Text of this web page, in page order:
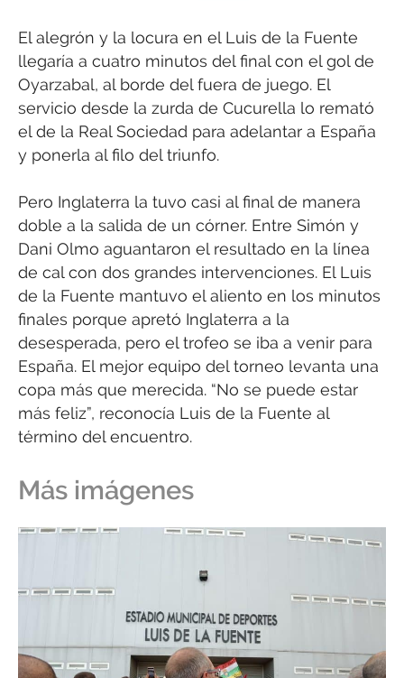
El alegrón y la locura en el Luis de la Fuente
llegaría a cuatro minutos del final con el gol de
Oyarzabal, al borde del fuera de juego. El
servicio desde la zurda de Cucurella lo remató
el de la Real Sociedad para adelantar a España
y ponerla al filo del triunfo.
Pero Inglaterra la tuvo casi al final de manera
doble a la salida de un córner. Entre Simón y
Dani Olmo aguantaron el resultado en la línea
de cal con dos grandes intervenciones. El Luis
de la Fuente mantuvo el aliento en los minutos
finales porque apretó Inglaterra a la
desesperada, pero el trofeo se iba a venir para
España. El mejor equipo del torneo levanta una
copa más que merecida. “No se puede estar
más feliz”, reconocía Luis de la Fuente al
término del encuentro.
Más imágenes